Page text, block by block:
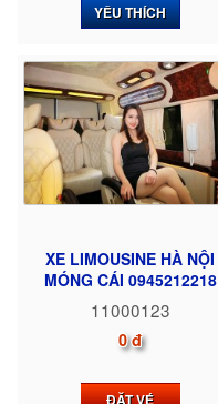
YÊU THÍCH
XE LIMOUSINE HÀ NỘI
MÓNG CÁI 0945212218
11000123
0 đ
ĐẶT VÉ